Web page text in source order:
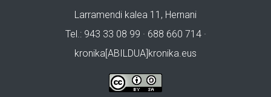
Larramendi kalea 11, Hernani
Tel.: 943 33 08 99 · 688 660 714 ·
kronika[ABILDUA]kronika.eus